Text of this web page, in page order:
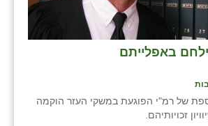
באפלייתם
של רמ"י הפוגעת במשקי העזר הוקמה
זכויותיהם.